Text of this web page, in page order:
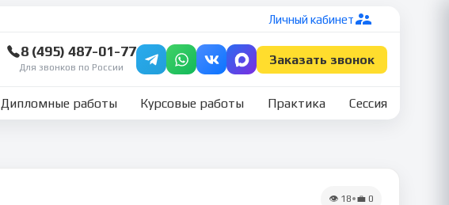
Личный кабинет
8 (495) 487-01-77
Для звонков по России
Заказать звонок
Дипломные работы Курсовые работы Практика Сессия
👁 18•💼 0